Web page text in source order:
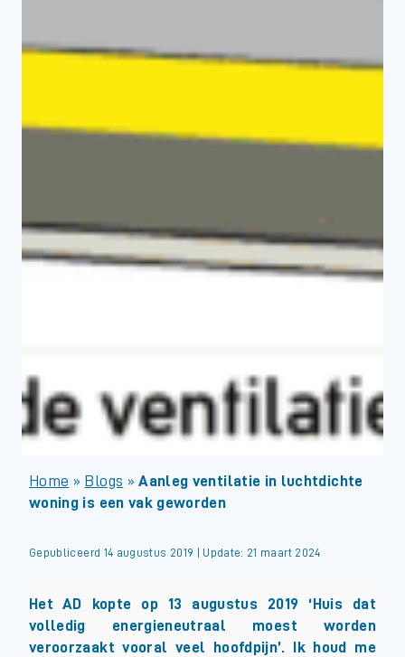
Home » Blogs »Aanleg ventilatie in luchtdichte
woning is een vak geworden
Gepubliceerd 14 augustus 2019 | Update: 21 maart 2024
Het AD kopte op 13 augustus 2019 ‘Huis dat
volledig energieneutraal moest worden
veroorzaakt vooral veel hoofdpijn’. Ik houd me